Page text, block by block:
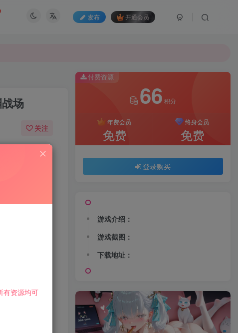
发布 开通会员
场
关注
付费资源
66 积分
年费会员
免费
终身会员
免费
登录购买
游戏介绍：
游戏截图：
下载地址：
有资源均可